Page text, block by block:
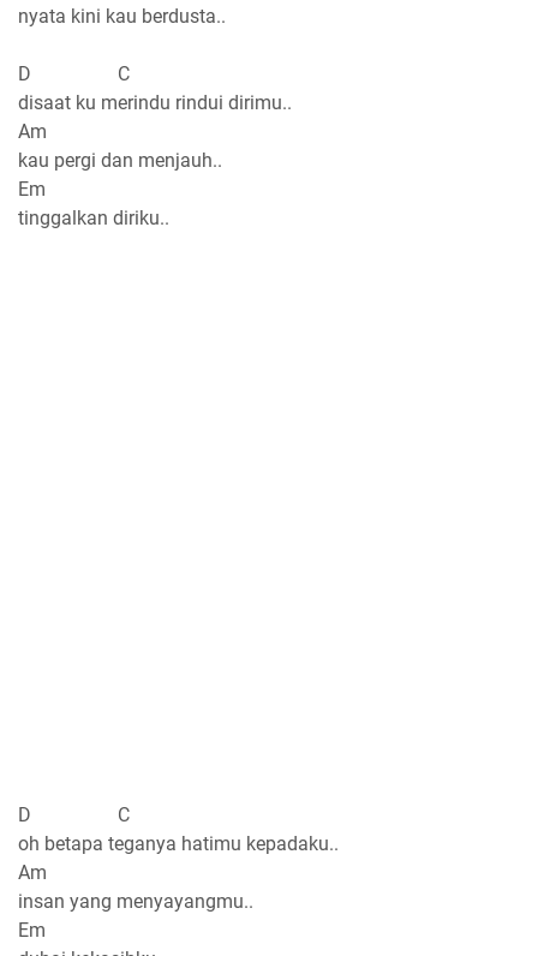
nyata kini kau berdusta..
D C
disaat ku merindu rindui dirimu..
Am
kau pergi dan menjauh..
Em
tinggalkan diriku..
D C
oh betapa teganya hatimu kepadaku..
Am
insan yang menyayangmu..
Em